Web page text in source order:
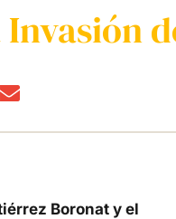
Boronat y el